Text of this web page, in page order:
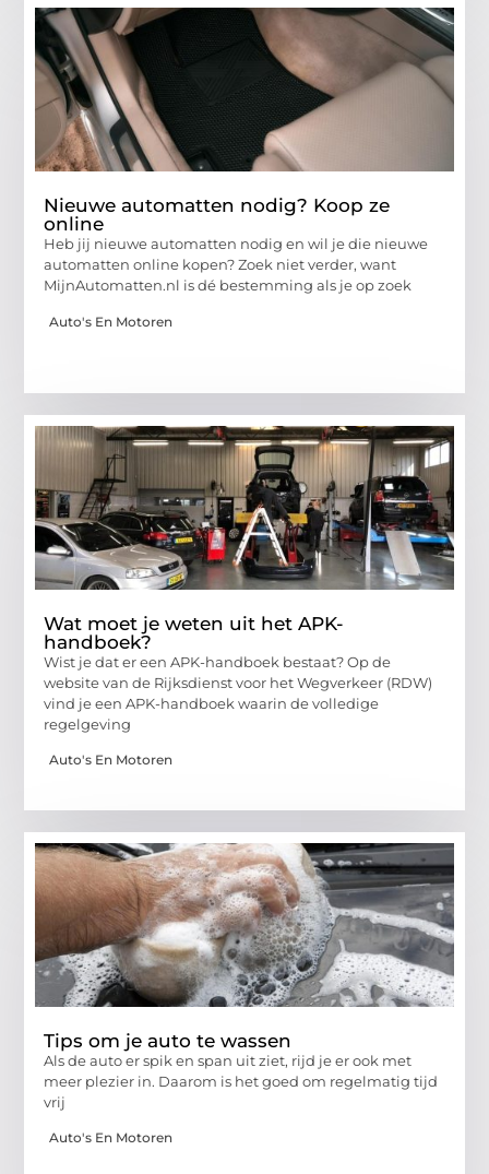
Nieuwe automatten nodig? Koop ze
online
Heb jij nieuwe automatten nodig en wil je die nieuwe
automatten online kopen? Zoek niet verder, want
MijnAutomatten.nl is dé bestemming als je op zoek
Auto's En Motoren
Wat moet je weten uit het APK-
handboek?
Wist je dat er een APK-handboek bestaat? Op de
website van de Rijksdienst voor het Wegverkeer (RDW)
vind je een APK-handboek waarin de volledige
regelgeving
Auto's En Motoren
Tips om je auto te wassen
Als de auto er spik en span uit ziet, rijd je er ook met
meer plezier in. Daarom is het goed om regelmatig tijd
vrij
Auto's En Motoren